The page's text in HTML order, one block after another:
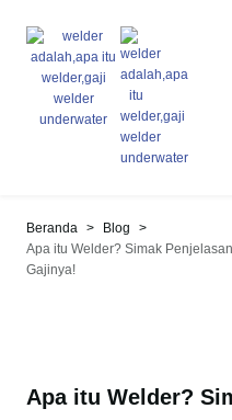
Beranda > Blog
>
Apa itu Welder? Simak
Gajinya!
Apa itu Welder?